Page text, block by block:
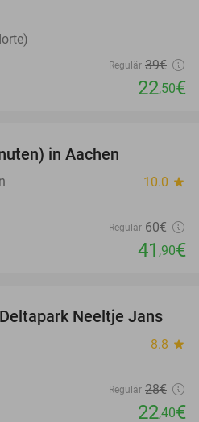
Regulär 39€
22,50€
in Aachen
10.0 star
Regulär 60€
41 ,90€
20%
Neeltje Jans
8.8 star
Regulär 28€
22,40€